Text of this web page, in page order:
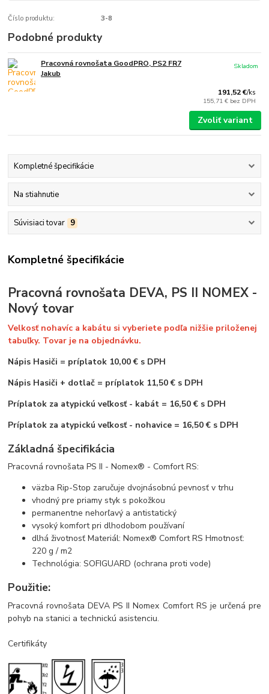
Číslo produktu: 3-8
Podobné produkty
Pracovná rovnošata GoodPRO, PS2 FR7
Jakub
191,52 €/ks
155,71 € bez DPH
Skladom
Zvoliť variant
Kompletné špecifikácie
Na stiahnutie
Súvisiaci tovar 9
Kompletné špecifikácie
Pracovná rovnošata DEVA, PS II NOMEX -
Nový tovar
Velkosť nohavíc a kabátu si vyberiete podľa nižšie priloženej
tabuľky. Tovar je na objednávku.
Nápis Hasiči = príplatok 10,00 € s DPH
Nápis Hasiči + dotlač = príplatok 11,50 € s DPH
Príplatok za atypickú veľkosť - kabát = 16,50 € s DPH
Príplatok za atypickú veľkosť - nohavice = 16,50 € s DPH
Základná špecifikácia
Pracovná rovnošata PS II - Nomex® - Comfort RS:
väzba Rip-Stop zaručuje dvojnásobnú pevnosť v trhu
vhodný pre priamy styk s pokožkou
permanentne nehorľavý a antistatický
vysoký komfort pri dlhodobom používaní
dlhá životnosť Materiál: Nomex® Comfort RS Hmotnosť:
220 g / m2
Technológia: SOFIGUARD (ochrana proti vode)
Použitie:
Pracovná rovnošata DEVA PS II Nomex Comfort RS je určená pre
pohyb na stanici a technickú asistenciu.
Certifikáty